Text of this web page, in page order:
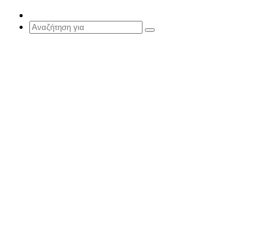
Article
Αναζήτηση